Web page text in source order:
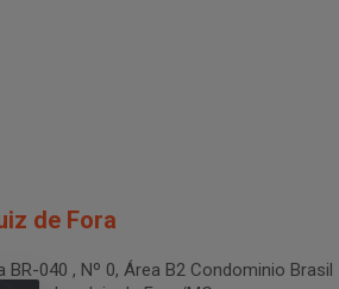
de Fora
BR-040 , Nº 0, Área B2 Condominio Brasil